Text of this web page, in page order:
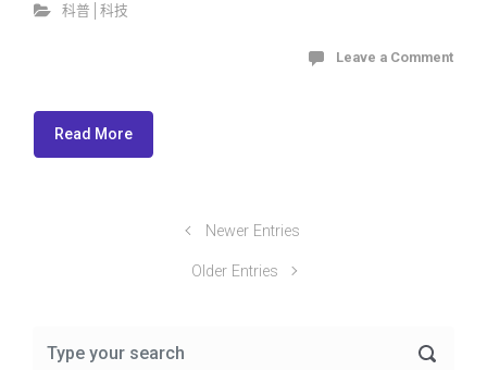
科普│科技
Leave a Comment
Read More
Newer Entries
Older Entries